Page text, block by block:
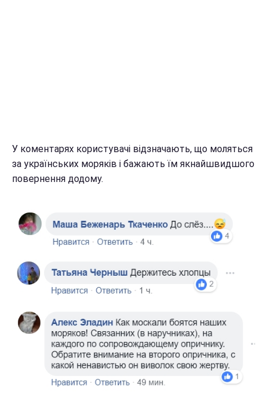
У коментарях користувачі відзначають, що моляться
за українських моряків і бажають їм якнайшвидшого
повернення додому.